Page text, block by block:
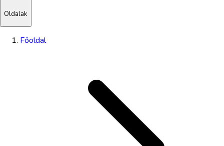
Oldalak
Főoldal